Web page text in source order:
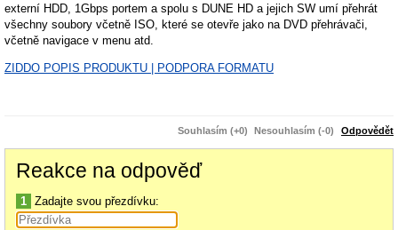
externí HDD, 1Gbps portem a spolu s DUNE HD a jejich SW umí přehrát
všechny soubory včetně ISO, které se otevře jako na DVD přehrávači,
včetně navigace v menu atd.
ZIDDO POPIS PRODUKTU | PODPORA FORMATU
Souhlasím (+0) Nesouhlasím (-0) Odpovědět
Reakce na odpověď
1 Zadajte svou přezdívku: